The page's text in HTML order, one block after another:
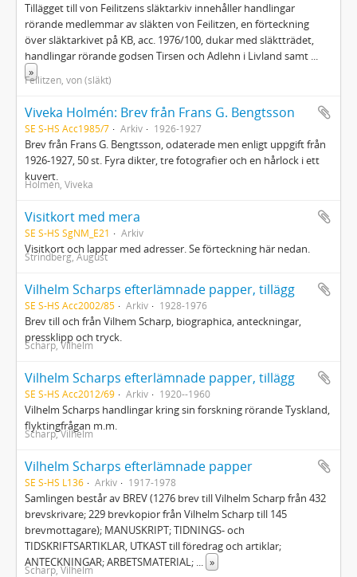
Tillägget till von Feilitzens släktarkiv innehåller handlingar
rörande medlemmar av släkten von Feilitzen, en förteckning
över släktarkivet på KB, acc. 1976/100, dukar med släktträdet,
handlingar rörande godsen Tirsen och Adlehn i Livland samt ...
»
Feilitzen, von (släkt)
Viveka Holmén: Brev från Frans G. Bengtsson
SE S-HS Acc1985/7 Arkiv 1926-1927
Brev från Frans G. Bengtsson, odaterade men enligt uppgift från
1926-1927, 50 st. Fyra dikter, tre fotografier och en hårlock i ett
kuvert.
Holmén, Viveka
Visitkort med mera
SE S-HS SgNM_E21 Arkiv
Visitkort och lappar med adresser. Se förteckning här nedan.
Strindberg, August
Vilhelm Scharps efterlämnade papper, tillägg
SE S-HS Acc2002/85 Arkiv 1928-1976
Brev till och från Vilhem Scharp, biographica, anteckningar,
pressklipp och tryck.
Scharp, Vilhelm
Vilhelm Scharps efterlämnade papper, tillägg
SE S-HS Acc2012/69 Arkiv 1920--1960
Vilhelm Scharps handlingar kring sin forskning rörande Tyskland,
flyktingfrågan m.m.
Scharp, Vilhelm
Vilhelm Scharps efterlämnade papper
SE S-HS L136 Arkiv 1917-1978
Samlingen består av BREV (1276 brev till Vilhelm Scharp från 432
brevskrivare; 229 brevkopior från Vilhelm Scharp till 145
brevmottagare); MANUSKRIPT; TIDNINGS- och
TIDSKRIFTSARTIKLAR, UTKAST till föredrag och artiklar;
ANTECKNINGAR; ARBETSMATERIAL; ... »
Scharp, Vilhelm